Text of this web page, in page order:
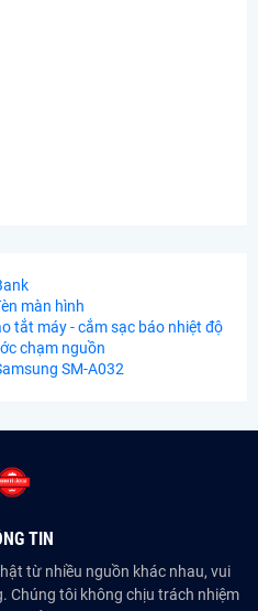
màn hình
tắt máy - cắm sạc báo nhiệt độ
chạm nguồn
SM-A032
TIN
từ nhiều nguồn khác nhau, vui
Chúng tôi không chịu trách nhiệm